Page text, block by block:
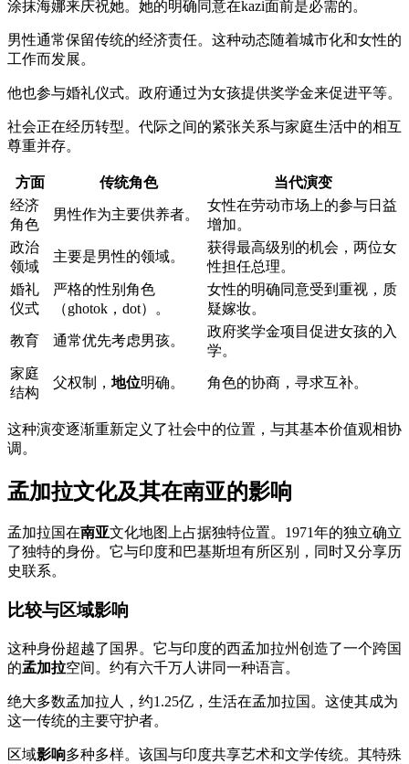
涂抹海娜来庆祝她。她的明确同意在kazi面前是必需的。
男性通常保留传统的经济责任。这种动态随着城市化和女性的
工作而发展。
他也参与婚礼仪式。政府通过为女孩提供奖学金来促进平等。
社会正在经历转型。代际之间的紧张关系与家庭生活中的相互
尊重并存。
方面 传统角色
当代演变
经济
角色
男性作为主要供养者。
女性在劳动市场上的参与日益
增加。
政治
领域
主要是男性的领域。
获得最高级别的机会，两位女
性担任总理。
婚礼
仪式
严格的性别角色
（ghotok，dot）。
女性的明确同意受到重视，质
疑嫁妆。
教育 通常优先考虑男孩。
政府奖学金项目促进女孩的入
学。
家庭
结构
父权制， 地位明确。 角色的协商，寻求互补。
这种演变逐渐重新定义了社会中的位置，与其基本价值观相协
调。
孟加拉文化及其在南亚的影响
孟加拉国在南亚文化地图上占据独特位置。1971年的独立确立
了独特的身份。它与印度和巴基斯坦有所区别，同时又分享历
史联系。
比较与区域影响
这种身份超越了国界。它与印度的西孟加拉州创造了一个跨国
的孟加拉空间。约有六千万人讲同一种语言。
绝大多数孟加拉人，约1.25亿，生活在孟加拉国。这使其成为
这一传统的主要守护者。
区域影响多种多样。该国与印度共享艺术和文学传统。其特殊